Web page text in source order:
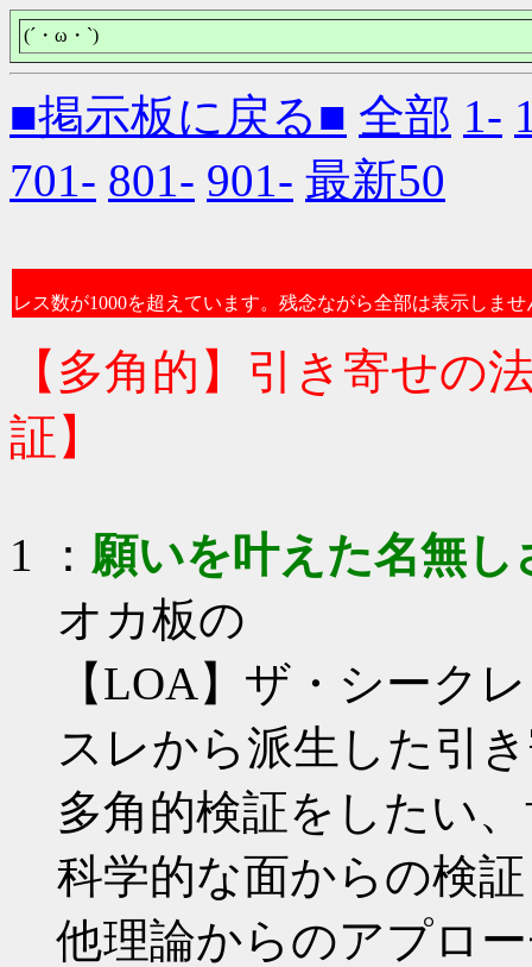
(´・ω・`)
■掲示板に戻る■ 全部 1-
701- 801- 901- 最新50
レス数が1000を超えています。残念ながら全部は表示しませ
【多角的】引き寄せの
証】
1 ： 願いを叶えた名無し
オカ板の
【LOA】ザ・シーク
スレから派生した引
多角的検証をしたい
科学的な面からの検証
他理論からのアプロ